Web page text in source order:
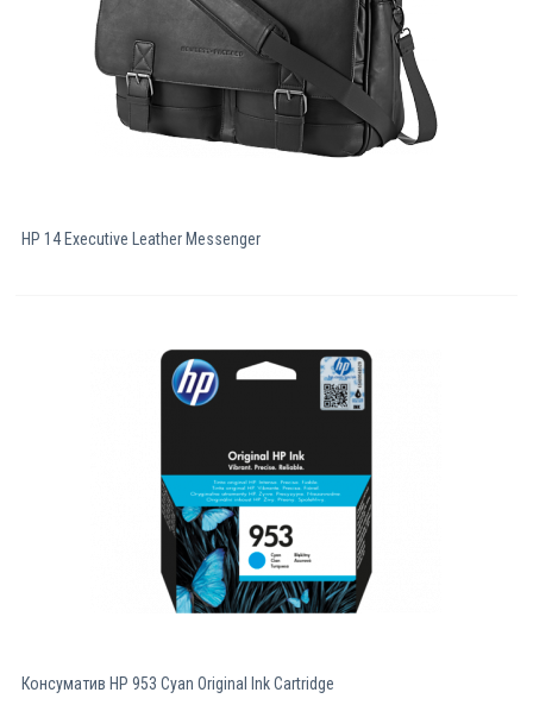
HP 14 Executive Leather Messenger
Консуматив HP 953 Cyan Original Ink Cartridge